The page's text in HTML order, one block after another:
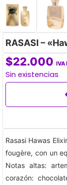
RASASI –
$22.000 IVA
Sin existencias
Rasasi Hawas
fougère, con un
Notas altas:
corazón: